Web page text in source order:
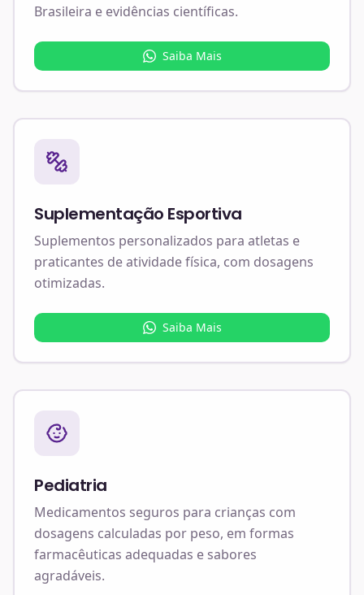
Brasileira e evidências científicas.
Saiba Mais
Suplementação Esportiva
Suplementos personalizados para atletas e
praticantes de atividade física, com dosagens
otimizadas.
Saiba Mais
Pediatria
Medicamentos seguros para crianças com
dosagens calculadas por peso, em formas
farmacêuticas adequadas e sabores
agradáveis.